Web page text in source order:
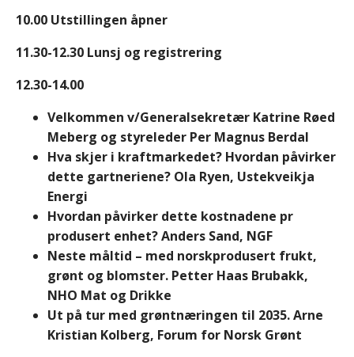
10.00 Utstillingen åpner
11.30-12.30 Lunsj og registrering
12.30-14.00
Velkommen v/Generalsekretær Katrine Røed
Meberg og styreleder Per Magnus Berdal
Hva skjer i kraftmarkedet? Hvordan påvirker
dette gartneriene? Ola Ryen, Ustekveikja
Energi
Hvordan påvirker dette kostnadene pr
produsert enhet? Anders Sand, NGF
Neste måltid – med norskprodusert frukt,
grønt og blomster. Petter Haas Brubakk,
NHO Mat og Drikke
Ut på tur med grøntnæringen til 2035. Arne
Kristian Kolberg, Forum for Norsk Grønt